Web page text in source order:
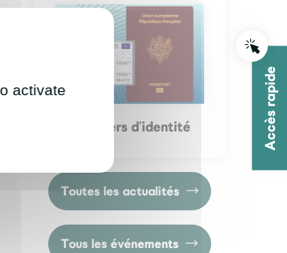
Accès rapide
Les papiers d’identité
Toutes les actualités
Tous les événements
activate